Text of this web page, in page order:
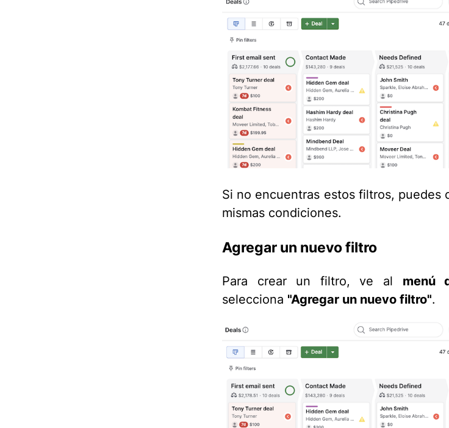
Si no encuentras estos filtros, puedes
mismas condiciones.
Agregar un nuevo filtro
Para crear un filtro, ve al menú
selecciona "Agregar un nuevo filtro".